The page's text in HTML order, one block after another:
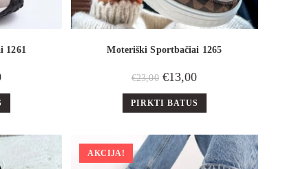
1261 Moteriški Sportbačiai 1265
€23,00 €13,00
PIRKTI BATUS
AKCIJA!